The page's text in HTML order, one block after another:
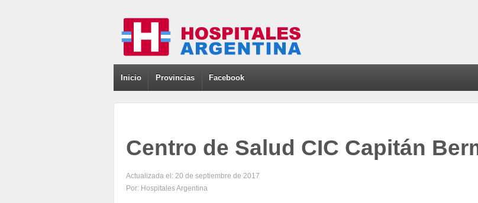
Inicio Provincias Facebook
Centro de Salud CIC Capitán
Actualizada el: 20 de septiembre de 2017
Por: Hospitales Argentina